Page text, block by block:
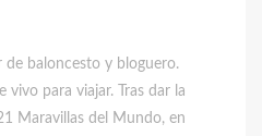
de baloncesto y bloguero.
vivo para viajar. Tras dar la
Maravillas del Mundo, en